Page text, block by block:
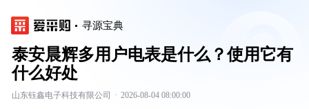
寻源宝典
泰安晨辉多用户电表是什么？使用它有
什么好处
山东钰鑫电子科技有限公司 · 2026-08-04 08:00:00